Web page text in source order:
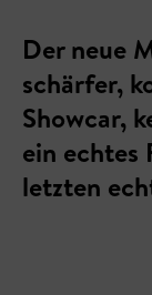
Der neue
schärfer,
Showcar,
ein echtes
letzten